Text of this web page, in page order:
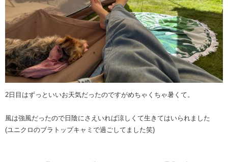
2日目はずっといいお天気だったのですがめちゃくちゃ暑くて。
風は強風だったので日陰にさえいれば涼しくて生きてはいられました
(ユニクロのブラトップキャミで過ごしてました笑)